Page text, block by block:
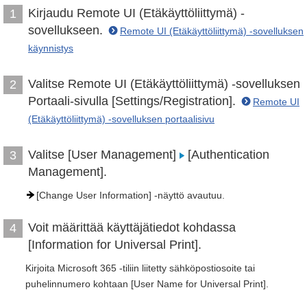
1
Kirjaudu Remote UI (Etäkäyttöliittymä) -
sovellukseen.
Remote UI (Etäkäyttöliittymä) -sovelluksen
käynnistys
2
Valitse Remote UI (Etäkäyttöliittymä) -sovelluksen
Portaali-sivulla [Settings/Registration].
Remote UI
(Etäkäyttöliittymä) -sovelluksen portaalisivu
3 Valitse [User Management]
[Authentication
Management].
[Change User Information] -näyttö avautuu.
4
Voit määrittää käyttäjätiedot kohdassa
[Information for Universal Print].
Kirjoita Microsoft 365 -tiliin liitetty sähköpostiosoite tai
puhelinnumero kohtaan [User Name for Universal Print].